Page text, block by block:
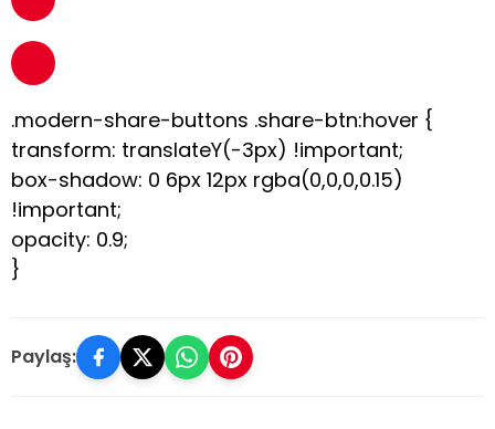
.modern-share-buttons .share-btn:hover {
transform: translateY(-3px) !important;
box-shadow: 0 6px 12px rgba(0,0,0,0.15)
!important;
opacity: 0.9;
}
Paylaş: